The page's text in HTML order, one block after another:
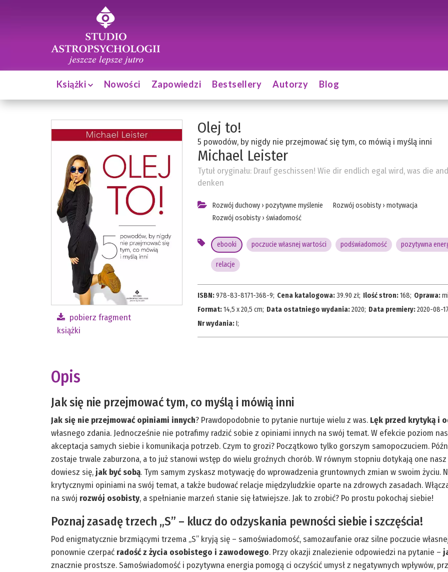
Książki Nowości Zapowiedzi Bestsellery Autorzy Blog
pobierz fragment
książki
Olej to!
5 powodów, by nigdy nie przejmować się tym, co mówią i myślą inni
Michael Leister
Tytuł oryginału: Drauf geschissen! Wie dir endlich egal wird, was die
denken
Rozwój duchowy› pozytywne myślenie
Rozwój osobisty› świadomość
Rozwój osobisty› motywacja
ebooki poczucie własnej wartości podświadomość pozytywna
relacje
ISBN:978-83-8171-368-9; Cena katalogowa:39.90 zł; Ilość stron:168; Oprawa:
Format: 14,5 x 20,5 cm; Data ostatniego wydania:2020; Data premiery:2020-08-17
Nr wydania:I;
Opis
Jak się nie przejmować tym, co myślą i mówią inni
Jak się nie przejmować opiniami innych? Prawdopodobnie to pytanie nurtuje wielu z was. Lęk przed krytyką i
własnego zdania. Jednocześnie nie potrafimy radzić sobie z opiniami innych na swój temat. W efekcie poziom
akceptacja samych siebie i komunikacja potrzeb. Czym to grozi? Początkowo tylko gorszym samopoczuciem.
zostaje trwale zaburzona, a to już stanowi wstęp do wielu groźnych chorób. W równym stopniu dotykają one nasz
dowiesz się, jak być sobą. Tym samym zyskasz motywację do wprowadzenia gruntownych zmian w swoim życiu.
krytycznymi opiniami na swój temat, a także budować relacje międzyludzkie oparte na zdrowych zasadach.
na swój rozwój osobisty, a spełnianie marzeń stanie się łatwiejsze. Jak to zrobić? Po prostu pokochaj siebie!
Poznaj zasadę trzech „S” – klucz do odzyskania pewności siebie i szczęścia!
Pod enigmatycznie brzmiącymi trzema „S” kryją się – samoświadomość, samozaufanie oraz silne poczucie
ponownie czerpać radość z życia osobistego i zawodowego. Przy okazji znalezienie odpowiedzi na pytanie –
znacznie prostsze. Samoświadomość i pozytywna energia pomogą ci oczyścić umysł z negatywnych wpływów,